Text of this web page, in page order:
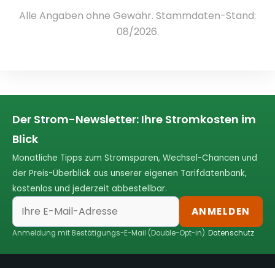
Alle Angaben ohne Gewähr. Stammdaten-Stand:
08/2026.
Der Strom-Newsletter: Ihre Stromkosten im
Blick
Monatliche Tipps zum Stromsparen, Wechsel-Chancen und
der Preis-Überblick aus unserer eigenen Tarifdatenbank,
kostenlos und jederzeit abbestellbar.
ANMELDEN
Anmeldung mit Bestätigungs-E-Mail (Double-Opt-in).Datenschutz